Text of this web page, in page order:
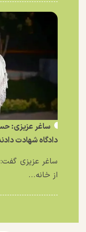
ساغر عزیزی:
دادگاه شهادت
ساغر عزیزی
از خانه...